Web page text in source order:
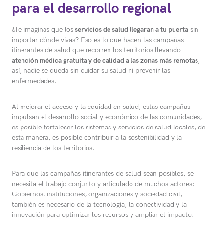
para el desarrollo regional
¿Te imaginas que losservicios de salud llegaran a tu puerta sin
importar dónde vivas? Eso es lo que hacen las campañas
itinerantes de salud que recorren los territorios llevando
atención médica gratuita y de calidad a las zonas más remotas,
así, nadie se queda sin cuidar su salud ni prevenir las
enfermedades.
Al mejorar el acceso y la equidad en salud, estas campañas
impulsan el desarrollo social y económico de las comunidades,
es posible fortalecer los sistemas y servicios de salud locales, de
esta manera, es posible contribuir a la sostenibilidad y la
resiliencia de los territorios.
Para que las campañas itinerantes de salud sean posibles, se
necesita el trabajo conjunto y articulado de muchos actores:
Gobiernos, instituciones, organizaciones y sociedad civil,
también es necesario de la tecnología, la conectividad y la
innovación para optimizar los recursos y ampliar el impacto.